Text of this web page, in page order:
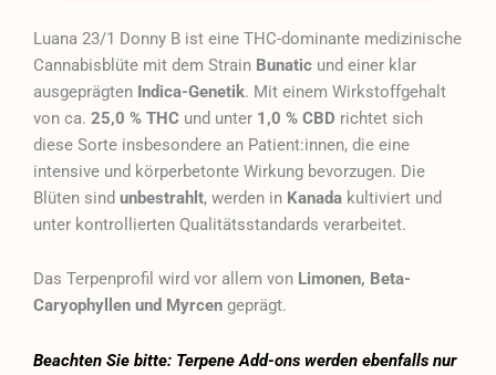
Luana 23/1 Donny B ist eine THC-dominante medizinische
Cannabisblüte mit dem Strain Bunatic und einer klar
ausgeprägten Indica-Genetik. Mit einem Wirkstoffgehalt
von ca. 25,0 % THC und unter 1,0 % CBD richtet sich
diese Sorte insbesondere an Patient:innen, die eine
intensive und körperbetonte Wirkung bevorzugen. Die
Blüten sind unbestrahlt, werden in Kanada kultiviert und
unter kontrollierten Qualitätsstandards verarbeitet.
Das Terpenprofil wird vor allem von Limonen, Beta-
Caryophyllen und Myrcen geprägt.
Beachten Sie bitte: Terpene Add-ons werden ebenfalls nur